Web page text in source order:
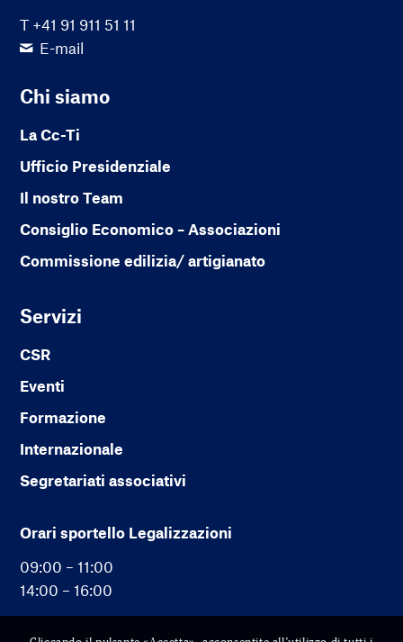
T +41 91 911 51 11
E-mail
Chi siamo
La Cc-Ti
Ufficio Presidenziale
Il nostro Team
Consiglio Economico – Associazioni
Commissione edilizia/ artigianato
Servizi
CSR
Eventi
Formazione
Internazionale
Segretariati associativi
Orari sportello Legalizzazioni
09:00 – 11:00
14:00 – 16:00